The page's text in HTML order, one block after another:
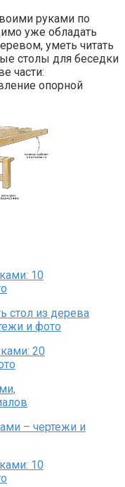
руками по
уже обладать
уметь читать
столы для беседки
части:
опорной